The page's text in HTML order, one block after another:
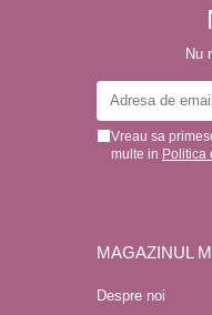
Nu
Vreau sa
multe in Politica
MAGAZINUL
Despre noi